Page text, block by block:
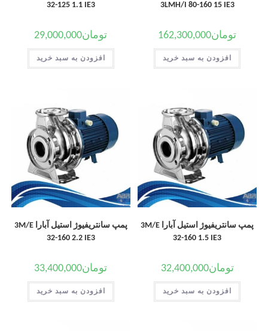
3LMH/I 80-160 15 IE3
تومان162,300,000
افزودن به سبد خرید
32-125 1.1 IE3
تومان29,000,000
افزودن به سبد خرید
پمپ سانتریفیوژ استیل آبارا 3M/E
32-160 1.5 IE3
تومان32,400,000
افزودن به سبد خرید
پمپ سانتریفیوژ استیل آبارا 3M/E
32-160 2.2 IE3
تومان33,400,000
افزودن به سبد خرید